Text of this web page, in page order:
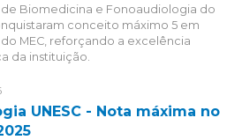
de Biomedicina e Fonoaudiologia do
conceito máximo 5 em
MEC, reforçando a excelência
da instituição.
UNESC - Nota máxima no